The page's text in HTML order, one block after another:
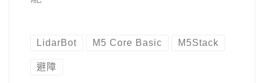
LidarBot M5 Core Basic M5Stack
避障